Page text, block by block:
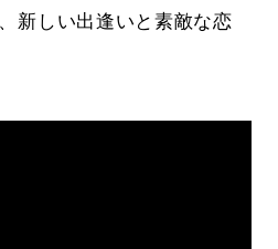
新しい出逢いと素敵な恋